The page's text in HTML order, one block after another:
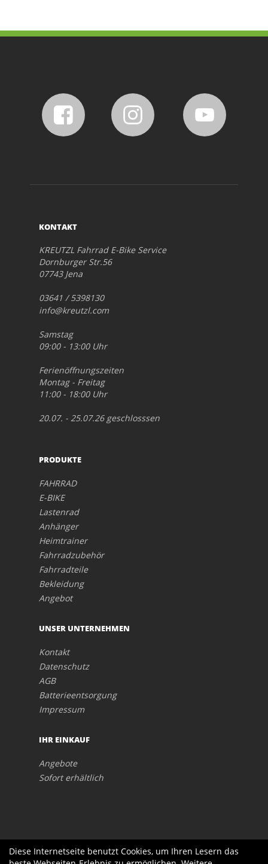
KONTAKT
KREUTZL Fahrrad E-Bike Service
Dornburger Str.56
07743 Jena
03641 / 5398130
info@kreutzl.com
Samstag
09:00 - 13:00 Uhr
Ferienöffnungszeiten
Montag - Freitag
11:00 - 18:00 Uhr
20.07. - 25.07.26 geschlosssen
PRODUKTE
FAHRRAD
E-BIKE
Lastenrad
Anhänger
Heimtrainer
Fahrradzubehör
Fahrradteile
Bekleidung
Angebot
UNSER UNTERNEHMEN
Kontakt
Datenschutz
AGB
Batterieentsorgung
Impressum
IHR EINKAUF
Angebote
Sofort erhältlich
Diese Internetseite benutzt Cookies, um Ihren Lesern das